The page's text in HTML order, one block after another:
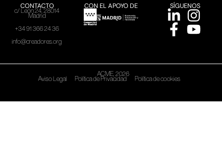
CONTACTO
c/ León 24, 28014
Madrid
+34 91 366 24 36
info@creadores.org
CON EL APOYO DE SÍGUENOS
ACME, 2026
Aviso Legal Política de Privacidad Política de cookies